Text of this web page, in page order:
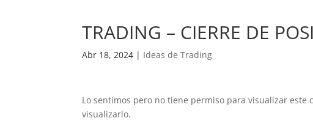
TRADING – CIERRE DE
Abr 18, 2024 | Ideas de Trading
Lo sentimos pero no tiene permiso para visualizar
visualizarlo.